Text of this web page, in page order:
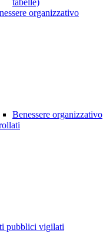
tabelle)
organizzativo
Benessere organizzativo
pubblici vigilati